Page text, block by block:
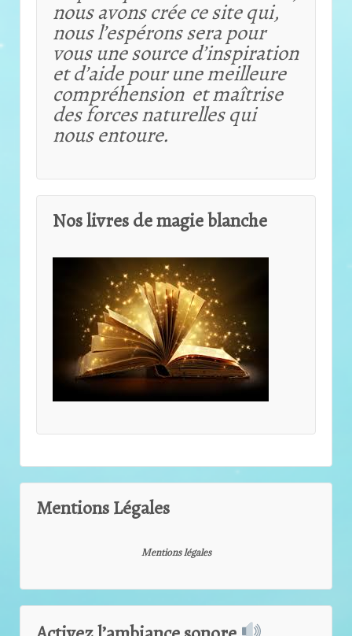
nous avons crée ce site qui,
nous l’espérons sera pour
vous une source d’inspiration
et d’aide pour une meilleure
compréhension et maîtrise
des forces naturelles qui
nous entoure.
Nos livres de magie blanche
Mentions Légales
Mentions légales